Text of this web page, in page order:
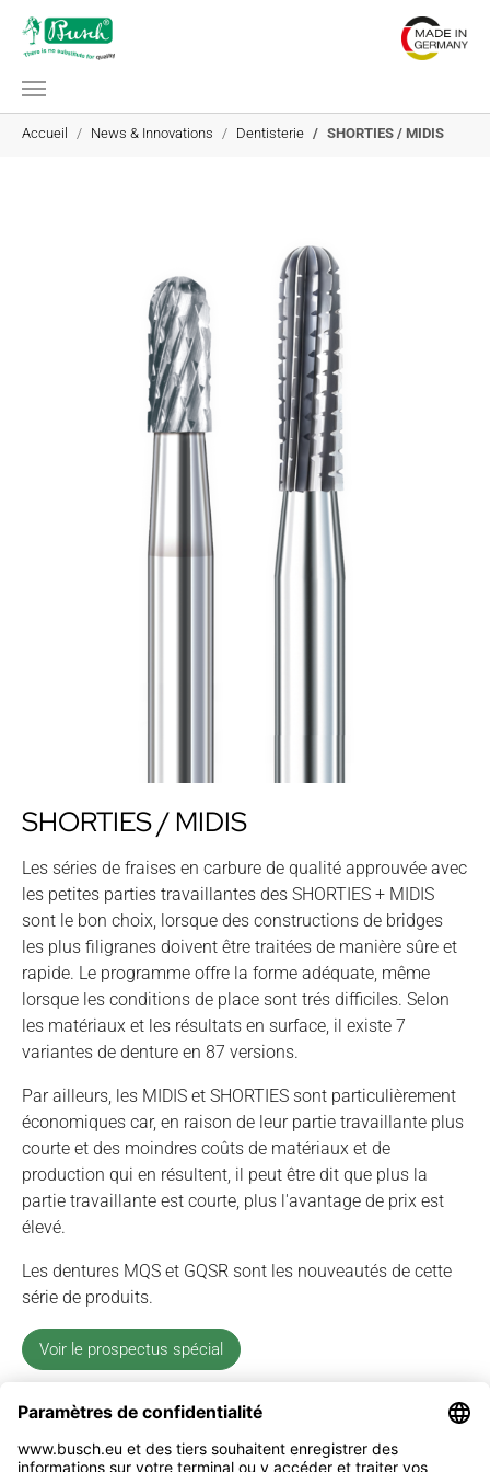
Aller au contenu principal
Vous êtes ici:
Accueil
News & Innovations Dentisterie SHORTIES / MIDIS
SHORTIES / MIDIS
Les séries de fraises en carbure de qualité approuvée avec
les petites parties travaillantes des SHORTIES + MIDIS
sont le bon choix, lorsque des constructions de bridges
les plus filigranes doivent être traitées de manière sûre et
rapide. Le programme offre la forme adéquate, même
lorsque les conditions de place sont trés difficiles. Selon
les matériaux et les résultats en surface, il existe 7
variantes de denture en 87 versions.
Par ailleurs, les MIDIS et SHORTIES sont particulièrement
économiques car, en raison de leur partie travaillante plus
courte et des moindres coûts de matériaux et de
production qui en résultent, il peut être dit que plus la
partie travaillante est courte, plus l'avantage de prix est
élevé.
Les dentures MQS et GQSR sont les nouveautés de cette
série de produits.
Voir le prospectus spécial